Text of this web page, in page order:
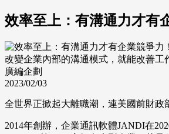
效率至上：有溝通力才有
改變企業內部的溝通模式，就能改善工
廣編企劃
2023/02/03
全世界正掀起大離職潮，連美國前財政
2014年創辦，企業通訊軟體JANDI在